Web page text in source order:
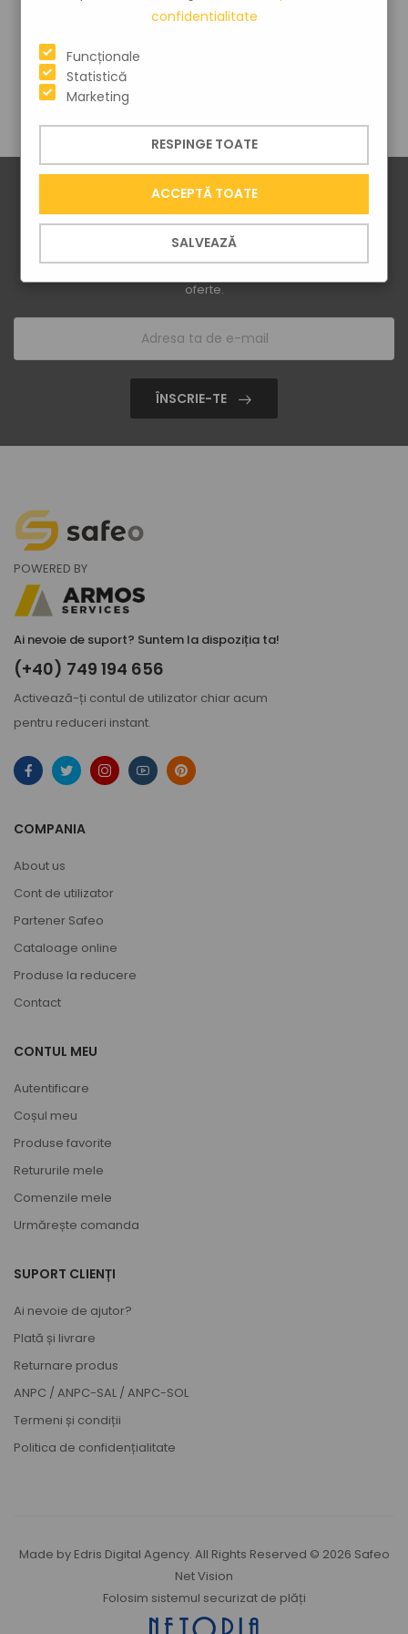
ajuta gratuit să compari nivelurile de protecție și să alegi varianta
corectă.
ÎNSCRIE-TE LA NEWSLETTER!
oferte.
ÎNSCRIE-TE
POWERED BY
Ai nevoie de suport? Suntem la dispoziția ta!
(+40) 749 194 656
Activează-ți contul de utilizator chiar acum
pentru reduceri instant.
COMPANIA
About us
Cont de utilizator
Partener Safeo
Cataloage online
Produse la reducere
Contact
CONTUL MEU
Autentificare
Coșul meu
Produse favorite
Retururile mele
Comenzile mele
Urmărește comanda
SUPORT CLIENȚI
Ai nevoie de ajutor?
Plată și livrare
Returnare produs
ANPC / ANPC-SAL / ANPC-SOL
Termeni și condiții
Politica de confidențialitate
Made by Edris Digital Agency. All Rights Reserved © 2026 Safeo
Net Vision
Folosim sistemul securizat de plăți
confidentialitate
Funcționale
Statistică
Marketing
RESPINGE TOATE
ACCEPTĂ TOATE
SALVEAZĂ